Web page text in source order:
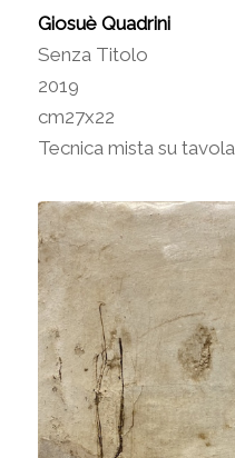
Giosuè Quadrini
Senza Titolo
2019
cm27x22
Tecnica mista su tavola